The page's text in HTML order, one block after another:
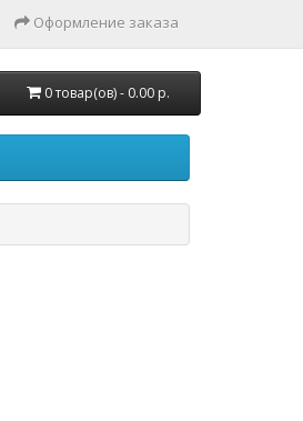
Оформление заказа
0 товар(ов) - 0.00 р.